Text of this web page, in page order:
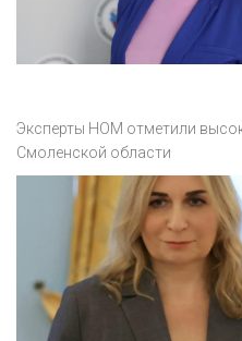
Эксперты НОМ отметили
Смоленской области